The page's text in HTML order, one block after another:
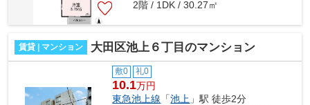
2階 / 1DK / 30.27㎡
賃貸 | マンション 大田区池上６丁目のマンション
敷0 礼0
10.1万円
東急池上線 「池上 」駅 徒歩2分